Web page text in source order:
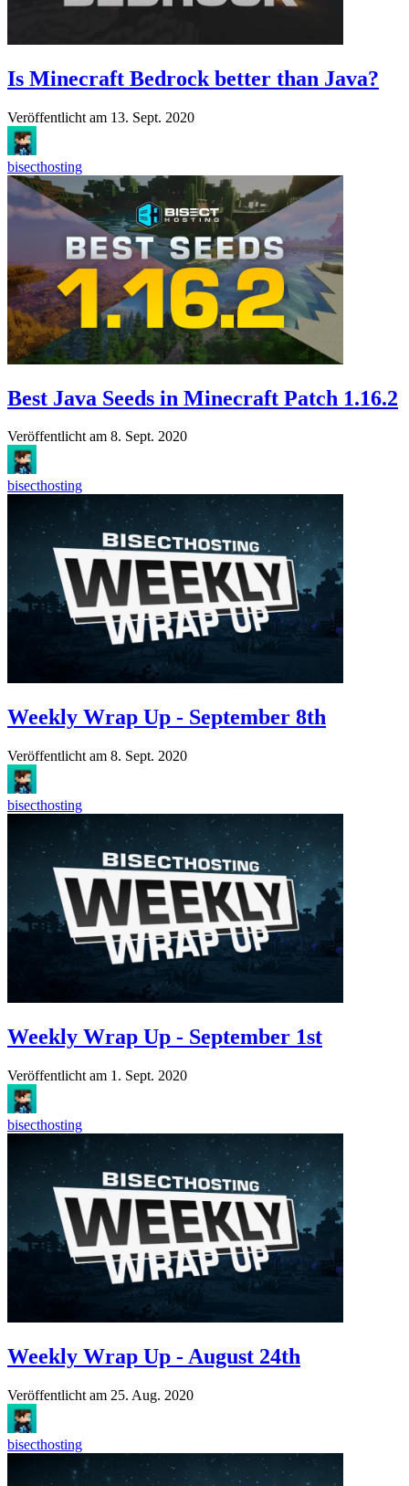
Is Minecraft Bedrock better than Java?
Veröffentlicht am 13. Sept. 2020
bisecthosting
Best Java Seeds in Minecraft Patch 1.16.2
Veröffentlicht am 8. Sept. 2020
bisecthosting
Weekly Wrap Up - September 8th
Veröffentlicht am 8. Sept. 2020
bisecthosting
Weekly Wrap Up - September 1st
Veröffentlicht am 1. Sept. 2020
bisecthosting
Weekly Wrap Up - August 24th
Veröffentlicht am 25. Aug. 2020
bisecthosting